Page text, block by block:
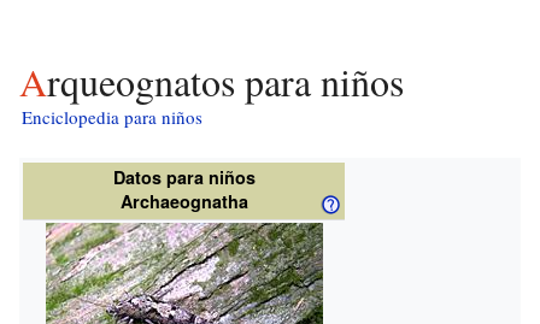
Arqueognatos para niños
Enciclopedia para niños
Datos para niños
Archaeognatha